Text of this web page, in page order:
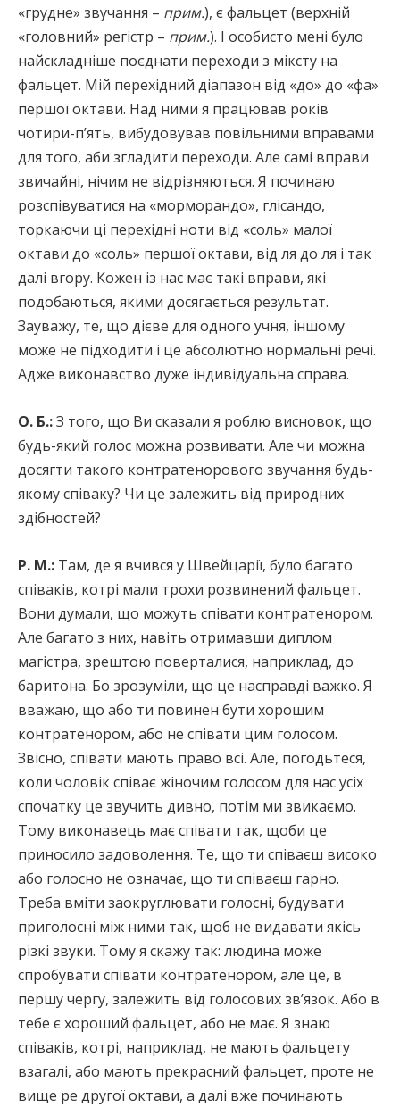
«грудне» звучання – прим.), є фальцет (верхній
«головний» регістр – прим.). І особисто мені було
найскладніше поєднати переходи з міксту на
фальцет. Мій перехідний діапазон від «до» до «фа»
першої октави. Над ними я працював років
чотири-п’ять, вибудовував повільними вправами
для того, аби згладити переходи. Але самі вправи
звичайні, нічим не відрізняються. Я починаю
розспівуватися на «морморандо», глісандо,
торкаючи ці перехідні ноти від «соль» малої
октави до «соль» першої октави, від ля до ля і так
далі вгору. Кожен із нас має такі вправи, які
подобаються, якими досягається результат.
Зауважу, те, що дієве для одного учня, іншому
може не підходити і це абсолютно нормальні речі.
Адже виконавство дуже індивідуальна справа.
О. Б.:З того, що Ви сказали я роблю висновок, що
будь-який голос можна розвивати. Але чи можна
досягти такого контратенорового звучання будь-
якому співаку? Чи це залежить від природних
здібностей?
Р. М.: Там, де я вчився у Швейцарії, було багато
співаків, котрі мали трохи розвинений фальцет.
Вони думали, що можуть співати контратенором.
Але багато з них, навіть отримавши диплом
магістра, зрештою поверталися, наприклад, до
баритона. Бо зрозуміли, що це насправді важко. Я
вважаю, що або ти повинен бути хорошим
контратенором, або не співати цим голосом.
Звісно, співати мають право всі. Але, погодьтеся,
коли чоловік співає жіночим голосом для нас усіх
спочатку це звучить дивно, потім ми звикаємо.
Тому виконавець має співати так, щоби це
приносило задоволення. Те, що ти співаєш високо
або голосно не означає, що ти співаєш гарно.
Треба вміти заокруглювати голосні, будувати
приголосні між ними так, щоб не видавати якісь
різкі звуки. Тому я скажу так: людина може
спробувати співати контратенором, але це, в
першу чергу, залежить від голосових зв’язок. Або в
тебе є хороший фальцет, або не має. Я знаю
співаків, котрі, наприклад, не мають фальцету
взагалі, або мають прекрасний фальцет, проте не
вище ре другої октави, а далі вже починають